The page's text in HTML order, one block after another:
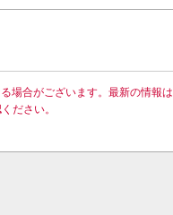
場合がございます。最新の情報は
ださい。